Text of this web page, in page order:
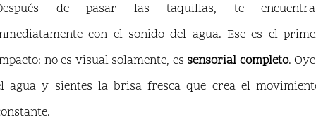
de pasar las taquillas, te
con el sonido del agua. Ese es el
no es visual solamente, es sensorial completo.
agua y sientes la brisa fresca que crea el